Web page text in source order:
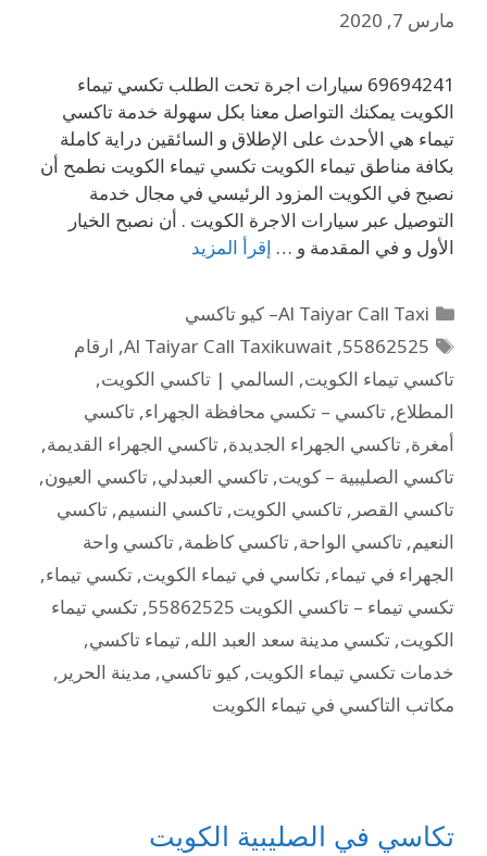
مارس 7, 2020
69694241 سيارات اجرة تحت الطلب تكسي تيماء
الكويت يمكنك التواصل معنا بكل سهولة خدمة تاكسي
تيماء هي الأحدث على الإطلاق و السائقين دراية كاملة
بكافة مناطق تيماء الكويت تكسي تيماء الكويت نطمح أن
نصبح في الكويت المزود الرئيسي في مجال خدمة
التوصيل عبر سيارات الاجرة الكويت . أن نصبح الخيار
الأول و في المقدمة و … إقرأ المزيد
Al Taiyar Call Taxi– كيو تاكسي
55862525
,
Al Taiyar Call Taxikuwait
, ارقام
تاكسي تيماء الكويت, السالمي | تاكسي الكويت,
المطلاع, تاكسي – تكسي محافظة الجهراء, تاكسي
أمغرة, تاكسي الجهراء الجديدة, تاكسي الجهراء القديمة,
تاكسي الصليبية – كويت, تاكسي العبدلي, تاكسي العيون,
تاكسي القصر , تاكسي الكويت, تاكسي النسيم, تاكسي
النعيم, تاكسي الواحة, تاكسي كاظمة, تاكسي واحة
الجهراء في تيماء, تكاسي في تيماء الكويت, تكسي تيماء,
تكسي تيماء – تاكسي الكويت 55862525
, تكسي تيماء
الكويت, تكسي مدينة سعد العبد الله, تيماء تاكسي,
خدمات تكسي تيماء الكويت, كيو تاكسي, مدينة الحرير ,
مكاتب التاكسي في تيماء الكويت
تكاسي في الصليبية الكويت